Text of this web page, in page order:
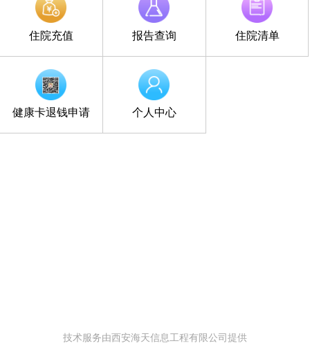
住院充值 报告查询 住院清单
健康卡退钱申请 个人中心
技术服务由西安海天信息工程有限公司提供